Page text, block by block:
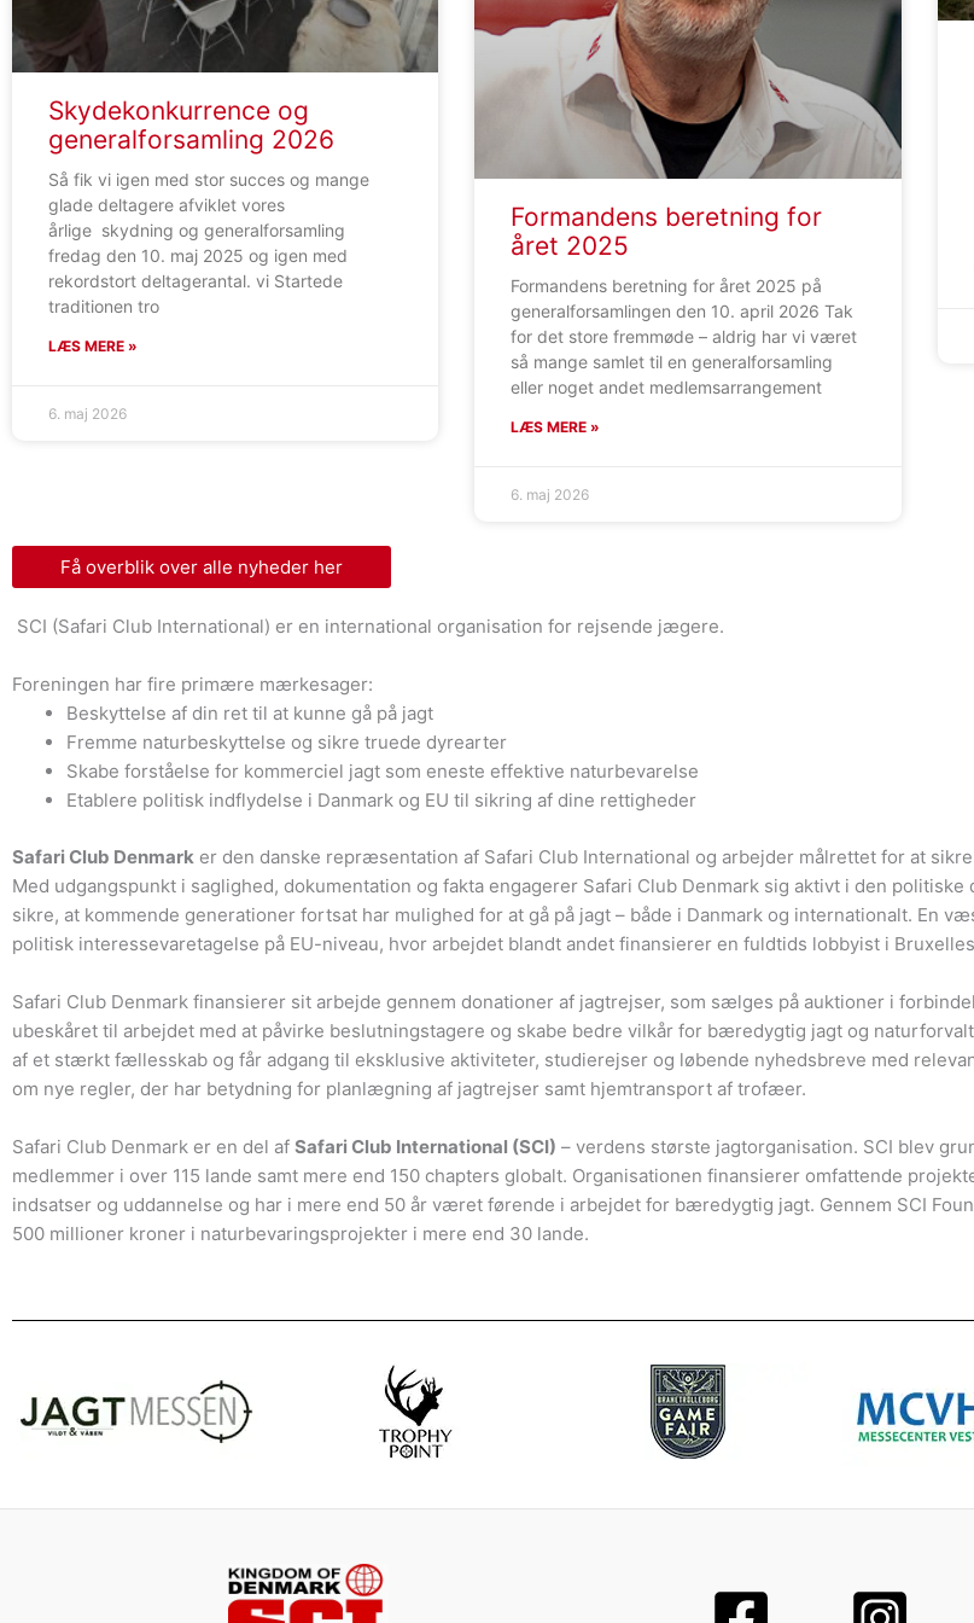
Skydekonkurrence og
generalforsamling 2026
Så fik vi igen med stor succes og mange
glade deltagere afviklet vores
årlige skydning og generalforsamling
fredag den 10. maj 2025 og igen med
rekordstort deltagerantal. vi Startede
traditionen tro
LÆS MERE »
6. maj 2026
Formandens beretning for
året 2025
Formandens beretning for året 2025 på
generalforsamlingen den 10. april 2026 Tak
for det store fremmøde – aldrig har vi været
så mange samlet til en generalforsamling
eller noget andet medlemsarrangement
LÆS MERE »
6. maj 2026
Få overblik over alle nyheder her
SCI (Safari Club International) er en international organisation for rejsende jægere.
Foreningen har fire primære mærkesager:
Beskyttelse af din ret til at kunne gå på jagt
Fremme naturbeskyttelse og sikre truede dyrearter
Skabe forståelse for kommerciel jagt som eneste effektive naturbevarelse
Etablere politisk indflydelse i Danmark og EU til sikring af dine rettigheder
Safari Club Denmark er den danske repræsentation af Safari Club International og arbejder målrettet for at
Med udgangspunkt i saglighed, dokumentation og fakta engagerer Safari Club Denmark sig aktivt i den
sikre, at kommende generationer fortsat har mulighed for at gå på jagt – både i Danmark og internationalt. En
politisk interessevaretagelse på EU-niveau, hvor arbejdet blandt andet finansierer en fuldtids lobbyist i
Safari Club Denmark finansierer sit arbejde gennem donationer af jagtrejser, som sælges på auktioner i
ubeskåret til arbejdet med at påvirke beslutningstagere og skabe bedre vilkår for bæredygtig jagt og
af et stærkt fællesskab og får adgang til eksklusive aktiviteter, studierejser og løbende nyhedsbreve med
om nye regler, der har betydning for planlægning af jagtrejser samt hjemtransport af trofæer.
Safari Club Denmark er en del af Safari Club International (SCI) – verdens største jagtorganisation. SCI blev
medlemmer i over 115 lande samt mere end 150 chapters globalt. Organisationen finansierer omfattende
indsatser og uddannelse og har i mere end 50 år været førende i arbejdet for bæredygtig jagt. Gennem SCI
500 millioner kroner i naturbevaringsprojekter i mere end 30 lande.